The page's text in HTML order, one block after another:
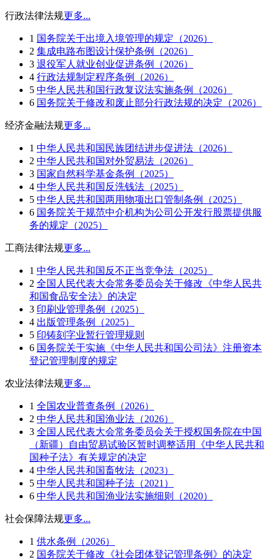
行政法律法规更多...
1 国务院关于出境入境管理的规定（2026）
2 集成电路布图设计保护条例（2026）
3 退役军人就业创业促进条例（2026）
4 行政法规制定程序条例（2026）
5 中华人民共和国行政复议法实施条例（2026）
6 国务院关于修改和废止部分行政法规的决定（2026）
经济金融法规更多...
1 中华人民共和国民族团结进步促进法（2026）
2 中华人民共和国对外贸易法（2026）
3 国家自然科学基金条例（2025）
4 中华人民共和国反洗钱法（2025）
5 中华人民共和国两用物项出口管制条例（2025）
6 国务院关于规范中介机构为公司公开发行股票提供服
务的规定（2025）
工商法律法规更多...
1 中华人民共和国反不正当竞争法（2025）
2 全国人民代表大会常务委员会关于修改《中华人民共
和国食品安全法》的决定
3 印刷业管理条例（2025）
4 出版管理条例（2025）
5 印铸刻字业暂行管理规则
6 国务院关于实施《中华人民共和国公司法》注册资本
登记管理制度的规定
农业法律法规更多...
1 全国农业普查条例（2026）
2 中华人民共和国渔业法（2026）
3 全国人民代表大会常务委员会关于授权国务院在中国
（新疆）自由贸易试验区暂时调整适用《中华人民共和
国种子法》有关规定的决定
4 中华人民共和国畜牧法（2023）
5 中华人民共和国种子法（2021）
6 中华人民共和国渔业法实施细则（2020）
社会保障法规更多...
1 供水条例（2026）
2 国务院关于修改《社会团体登记管理条例》的决定